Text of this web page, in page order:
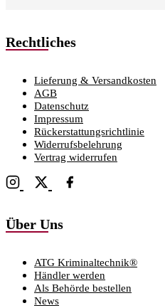
Rechtliches
Lieferung & Versandkosten
AGB
Datenschutz
Impressum
Rückerstattungsrichtlinie
Widerrufsbelehrung
Vertrag widerrufen
Über Uns
ATG Kriminaltechnik®
Händler werden
Als Behörde bestellen
News